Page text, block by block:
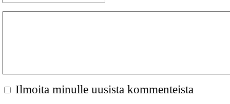
Ilmoita minulle uusista kommenteista